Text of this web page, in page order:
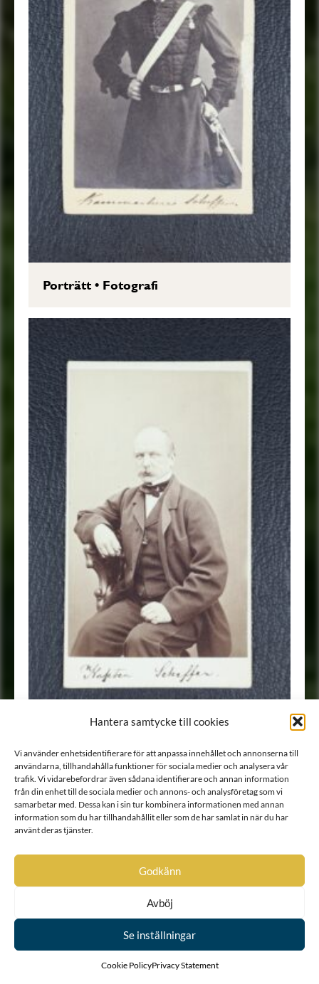
Hantera samtycke till cookies
Vi använder enhetsidentifierare för att anpassa innehållet och annonserna till
användarna, tillhandahålla funktioner för sociala medier och analysera vår
trafik. Vi vidarebefordrar även sådana identifierare och annan information
från din enhet till de sociala medier och annons- och analysföretag som vi
samarbetar med. Dessa kan i sin tur kombinera informationen med annan
information som du har tillhandahållit eller som de har samlat in när du har
använt deras tjänster.
Godkänn
Avböj
Se inställningar
Cookie PolicyPrivacy Statement
Porträtt• Fotografi
Porträtt•Fotografi